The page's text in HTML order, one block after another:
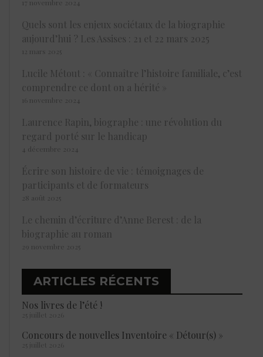
17 novembre 2024
Quels sont les enjeux sociétaux de la biographie
aujourd’hui ? Les Assises : 21 et 22 mars 2025
12 mars 2025
Lucile Métout : « Connaître l’histoire familiale, c’est
comprendre ce dont on a hérité »
16 novembre 2024
Laurence Rapin, biographe : une révolution du
regard porté sur le handicap
4 décembre 2024
Écrire son histoire de vie : témoignages de
participants et de formateurs
28 août 2025
Le chemin d’écriture d’Anne Berest : de la
biographie au roman
29 novembre 2025
ARTICLES RÉCENTS
Nos livres de l’été !
25 juillet 2026
Concours de nouvelles Inventoire « Détour(s) »
25 juillet 2026